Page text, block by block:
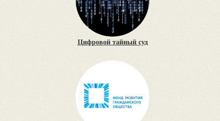
Цифровой тайный суд